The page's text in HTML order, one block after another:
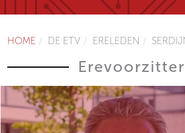
HOME DE ETV ERELEDEN